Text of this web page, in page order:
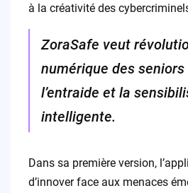
à la créativité des
ZoraSafe veut
numérique des
l’entraide et la
intelligente.
Dans sa première version,
d’innover face aux menaces